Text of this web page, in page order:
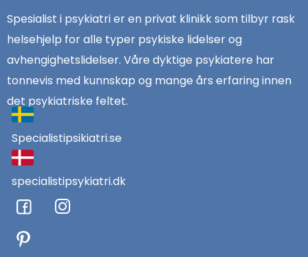
Spesialist i psykiatri er en privat klinikk som tilbyr rask
helsehjelp for alle typer psykiske lidelser og
avhengighetslidelser. Våre dyktige psykiatere har
tonnevis med kunnskap og mange års erfaring innen
det psykiatriske feltet.
Specialistipsikiatri.se
specialistipsykiatri.dk
F
a
c
e
I
n